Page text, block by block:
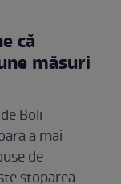
că
măsuri
Boli
a mai
de
stoparea